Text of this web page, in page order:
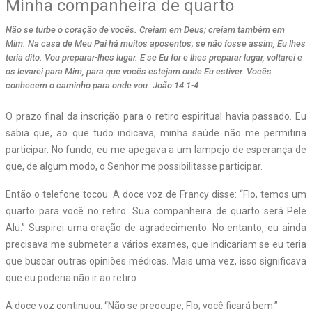
Minha companheira de quarto
Não se turbe o coração de vocês. Creiam em Deus; creiam também em
Mim. Na casa de Meu Pai há muitos aposentos; se não fosse assim, Eu lhes
teria dito. Vou preparar-lhes lugar. E se Eu for e lhes preparar lugar, voltarei e
os levarei para Mim, para que vocês estejam onde Eu estiver. Vocês
conhecem o caminho para onde vou. João 14:1-4
O prazo final da inscrição para o retiro espiritual havia passado. Eu
sabia que, ao que tudo indicava, minha saúde não me permitiria
participar. No fundo, eu me apegava a um lampejo de esperança de
que, de algum modo, o Senhor me possibilitasse participar.
Então o telefone tocou. A doce voz de Francy disse: “Flo, temos um
quarto para você no retiro. Sua companheira de quarto será Pele
Alu.” Suspirei uma oração de agradecimento. No entanto, eu ainda
precisava me submeter a vários exames, que indicariam se eu teria
que buscar outras opiniões médicas. Mais uma vez, isso significava
que eu poderia não ir ao retiro.
A doce voz continuou: “Não se preocupe, Flo; você ficará bem.”